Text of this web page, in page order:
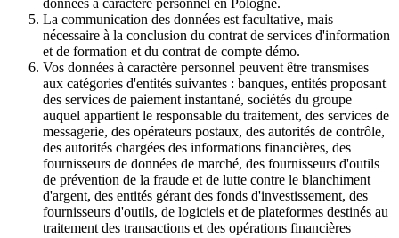
données à caractère personnel en Pologne.
La communication des données est facultative, mais
nécessaire à la conclusion du contrat de services d'information
et de formation et du contrat de compte démo.
Vos données à caractère personnel peuvent être transmises
aux catégories d'entités suivantes : banques, entités proposant
des services de paiement instantané, sociétés du groupe
auquel appartient le responsable du traitement, des services de
messagerie, des opérateurs postaux, des autorités de contrôle,
des autorités chargées des informations financières, des
fournisseurs de données de marché, des fournisseurs d'outils
de prévention de la fraude et de lutte contre le blanchiment
d'argent, des entités gérant des fonds d'investissement, des
fournisseurs d'outils, de logiciels et de plateformes destinés au
traitement des transactions et des opérations financières